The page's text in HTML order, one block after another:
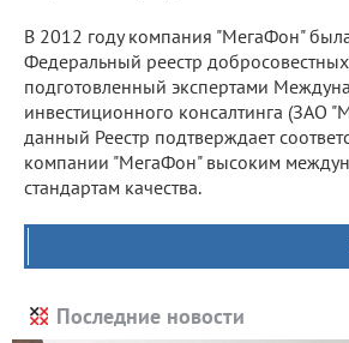
В 2012 году компания "МегаФон"
Федеральный реестр
подготовленный экспертами
инвестиционного консалтинга (ЗАО
данный Реестр подтверждает
компании "МегаФон" высоким
стандартам качества.
Последние новости